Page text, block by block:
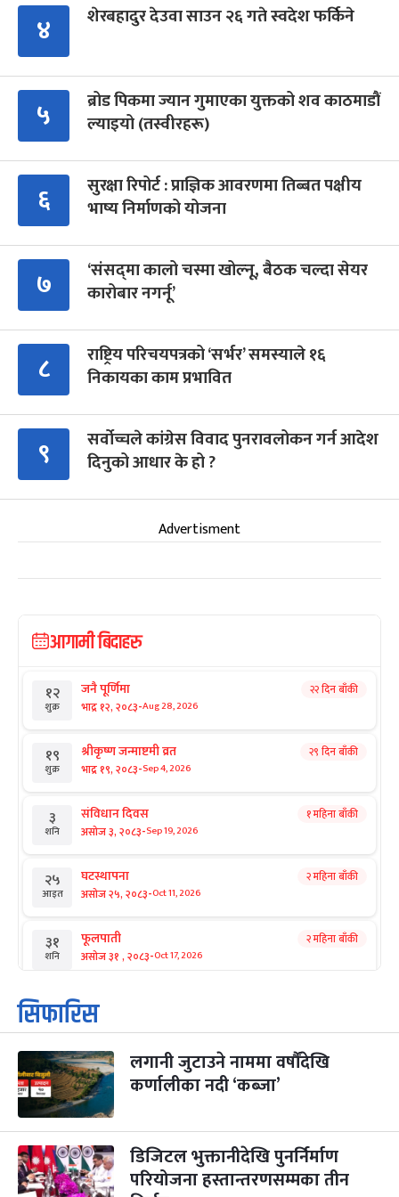
४ शेरबहादुर देउवा साउन २६ गते स्वदेश फर्किने
५
ब्रोड पिकमा ज्यान गुमाएका युक्तको शव काठमाडौं
ल्याइयो (तस्वीरहरू)
६
सुरक्षा रिपोर्ट : प्राज्ञिक आवरणमा तिब्बत पक्षीय
भाष्य निर्माणको योजना
७
‘संसद्‍मा कालो चस्मा खोल्नू, बैठक चल्दा सेयर
कारोबार नगर्नू’
८
राष्ट्रिय परिचयपत्रको ‘सर्भर’ समस्याले १६
निकायका काम प्रभावित
९
सर्वोच्चले कांग्रेस विवाद पुनरावलोकन गर्न आदेश
दिनुको आधार के हो ?
Advertisment
आगामी बिदाहरु
१२
शुक्र
जनै पूर्णिमा
भाद्र १२, २०८३-Aug 28, 2026
२२ दिन बाँकी
१९
शुक्र
श्रीकृष्ण जन्माष्टमी व्रत
भाद्र १९, २०८३-Sep 4, 2026
२९ दिन बाँकी
३
शनि
संविधान दिवस
असोज ३, २०८३-Sep 19, 2026
१ महिना बाँकी
२५
आइत
घटस्थापना
असोज २५, २०८३-Oct 11, 2026
२ महिना बाँकी
३१
शनि
फूलपाती
असोज ३१ , २०८३-Oct 17, 2026
२ महिना बाँकी
१
आइत
कार्तिक सङ्क्रान्ति
कार्तिक १, २०८३
३
मंगल
महानवमी
कार्तिक ३, २०८३-Oct 20, 2026
२ महिना बाँकी
४
बुध कार्तिक ४, २०८३-Oct 21, 2026
५ पापा‌ङ्कुशा एकादशी व्रत २ महिना बाँकी
सिफारिस
लगानी जुटाउने नाममा वर्षौंदेखि
कर्णालीका नदी ‘कब्जा’
डिजिटल भुक्तानीदेखि पुनर्निर्माण
परियोजना हस्तान्तरणसम्मका तीन